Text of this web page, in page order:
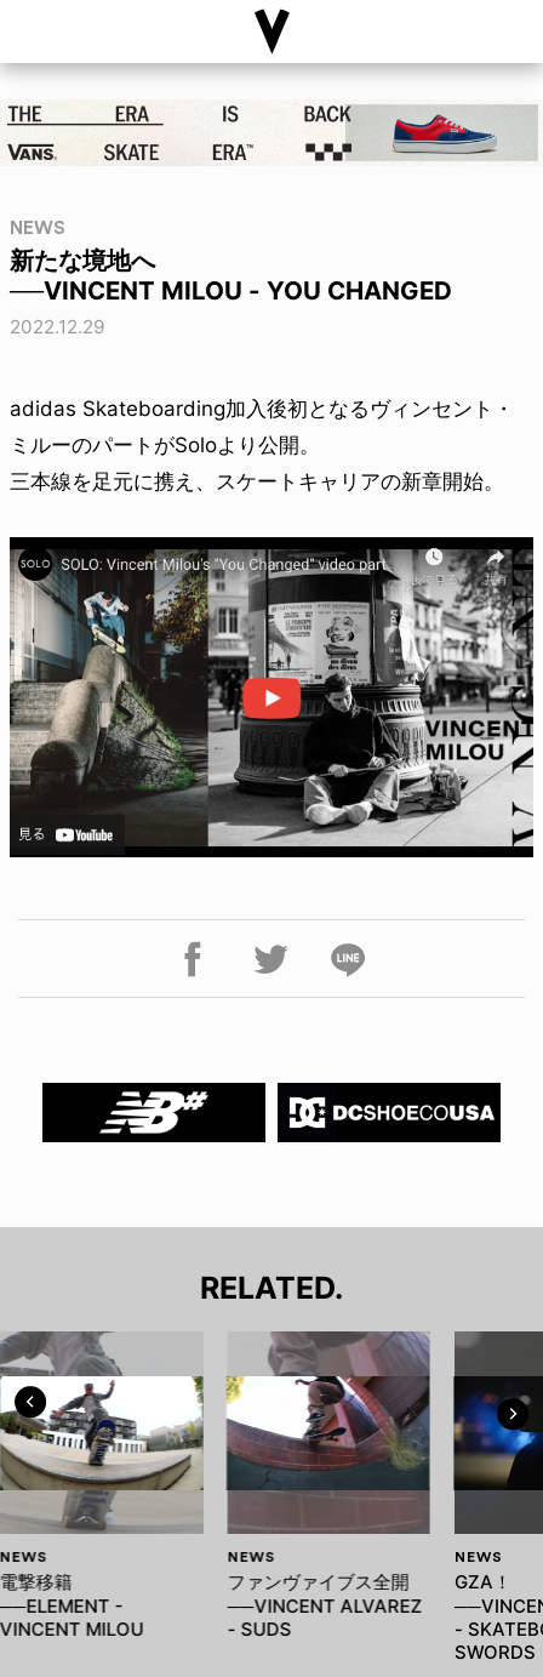
NEWS
新たな境地へ
──VINCENT MILOU - YOU CHANGED
2022.12.29
adidas Skateboarding加入後初となるヴィンセント・
ミルーのパートがSoloより公開。
三本線を足元に携え、スケートキャリアの新章開始。
RELATED.
NEWS
電撃移籍
──ELEMENT -
VINCENT MILOU
NEWS
ファンヴァイブス全開
──VINCENT ALVAREZ
- SUDS
NEWS
GZA！
-
SWORDS